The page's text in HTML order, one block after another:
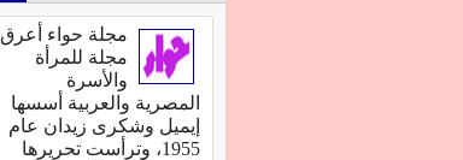
مجلة حواء أعرق
مجلة للمرأة
والأسرة
المصرية والعربية أسسها
إيميل وشكرى زيدان عام
1955، وترأست تحريرها